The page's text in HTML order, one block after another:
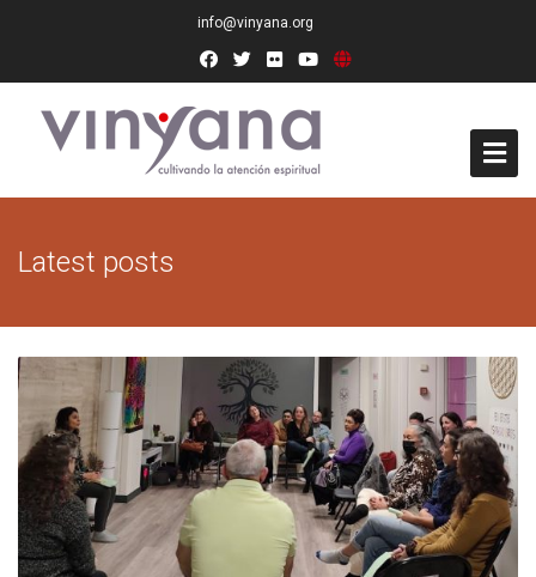
info@vinyana.org
Conócenos
Junta Directiva
Presidencia de Honor
Docentes
Socios de Número
Latest posts